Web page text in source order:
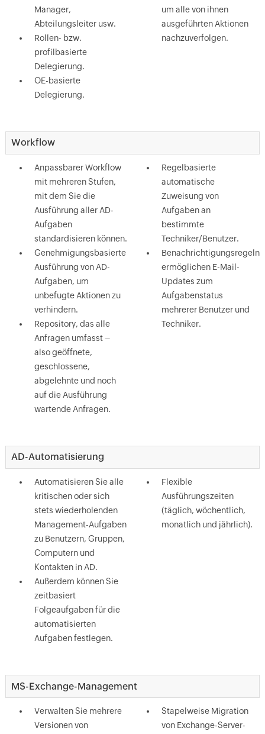
Manager,
Abteilungsleiter usw.
Rollen- bzw.
profilbasierte
Delegierung.
OE-basierte
Delegierung.
um alle von ihnen
ausgeführten Aktionen
nachzuverfolgen.
Workflow
Anpassbarer Workflow
mit mehreren Stufen,
mit dem Sie die
Ausführung aller AD-
Aufgaben
standardisieren können.
Genehmigungsbasierte
Ausführung von AD-
Aufgaben, um
unbefugte Aktionen zu
verhindern.
Repository, das alle
Anfragen umfasst –
also geöffnete,
geschlossene,
abgelehnte und noch
auf die Ausführung
wartende Anfragen.
Regelbasierte
automatische
Zuweisung von
Aufgaben an
bestimmte
Techniker/Benutzer.
Benachrichtigungsregeln
ermöglichen E-Mail-
Updates zum
Aufgabenstatus
mehrerer Benutzer und
Techniker.
AD-Automatisierung
Automatisieren Sie alle
kritischen oder sich
stets wiederholenden
Management-Aufgaben
zu Benutzern, Gruppen,
Computern und
Kontakten in AD.
Außerdem können Sie
zeitbasiert
Folgeaufgaben für die
automatisierten
Aufgaben festlegen.
Flexible
Ausführungszeiten
(täglich, wöchentlich,
monatlich und jährlich).
MS-Exchange-Management
Verwalten Sie mehrere
Versionen von
Stapelweise Migration
von Exchange-Server-